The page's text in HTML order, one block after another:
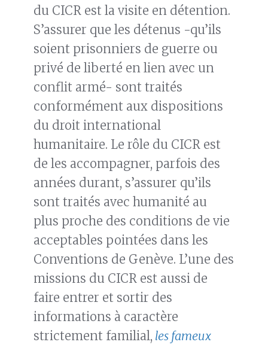
du CICR est la visite en détention.
S’assurer que les détenus -qu’ils
soient prisonniers de guerre ou
privé de liberté en lien avec un
conflit armé- sont traités
conformément aux dispositions
du droit international
humanitaire. Le rôle du CICR est
de les accompagner, parfois des
années durant, s’assurer qu’ils
sont traités avec humanité au
plus proche des conditions de vie
acceptables pointées dans les
Conventions de Genève. L’une des
missions du CICR est aussi de
faire entrer et sortir des
informations à caractère
strictement familial, les fameux